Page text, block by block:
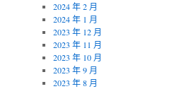
2024 年 2 月
2024 年 1 月
2023 年 12 月
2023 年 11 月
2023 年 10 月
2023 年 9 月
2023 年 8 月